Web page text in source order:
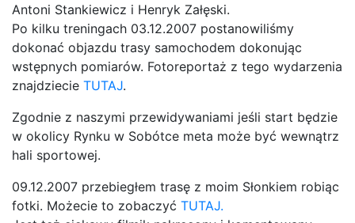
Antoni Stankiewicz i Henryk Załęski.
Po kilku treningach 03.12.2007 postanowiliśmy
dokonać objazdu trasy samochodem dokonując
wstępnych pomiarów. Fotoreportaż z tego wydarzenia
znajdziecie TUTAJ.
Zgodnie z naszymi przewidywaniami jeśli start będzie
w okolicy Rynku w Sobótce meta może być wewnątrz
hali sportowej.
09.12.2007 przebiegłem trasę z moim Słonkiem robiąc
fotki. Możecie to zobaczyć TUTAJ.